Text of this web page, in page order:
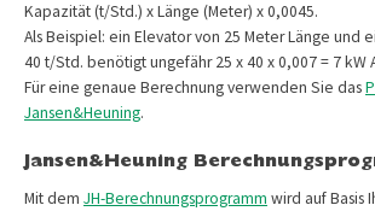
Kapazität (t/Std.) x Länge (Meter) x 0,0045.
Als Beispiel: ein Elevator von 25 Meter Länge und
40 t/Std. benötigt ungefähr 25 x 40 x 0,007 = 7 kW
Für eine genaue Berechnung verwenden Sie das
Jansen&Heuning.
Jansen&Heuning
Mit dem JH-Berechnungsprogramm wird auf Basis